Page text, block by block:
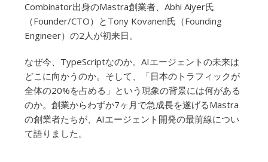
Combinator出身のMastra創業者、Abhi Aiyer氏
（Founder/CTO）とTony Kovanen氏（Founding
Engineer）の2人が初来日。
なぜ今、TypeScriptなのか。AIエージェントの未来は
どこに向かうのか。そして、「日本のトラフィックが
全体の20%を占める」という現象の背景には何がある
のか。創業からわずか7ヶ月で急成長を遂げるMastra
の創業者たちが、AIエージェント開発の最前線につい
て語りました。